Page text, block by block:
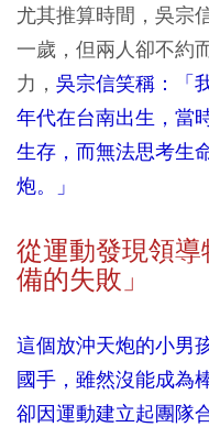
尤其推算時間，吳宗
一歲，但兩人卻不約
力， 吳宗信笑稱：「
年代在台南出生，當
生存，而無法思考生
炮。」
從運動發現領
備的失敗」
這個放沖天炮的小男
國手，雖然沒能成為
卻因運動建立起團隊